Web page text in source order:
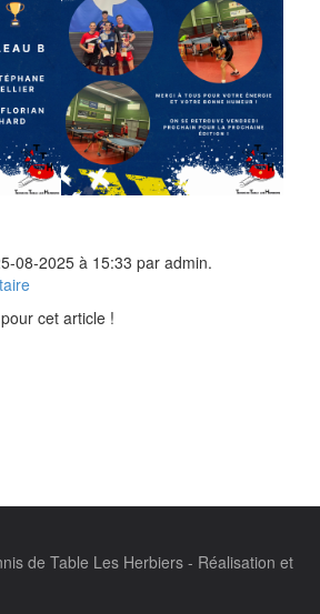
08-2025 à 15:33 par admin.
cet article !
de Table Les Herbiers - Réalisation et